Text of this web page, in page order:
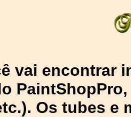
vai encontrar
Os tubes e